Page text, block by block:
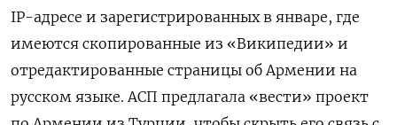
IP-адресе и зарегистрированных в январе, где
имеются скопированные из «Википедии» и
отредактированные страницы об Армении на
русском языке. АСП предлагала «вести» проект